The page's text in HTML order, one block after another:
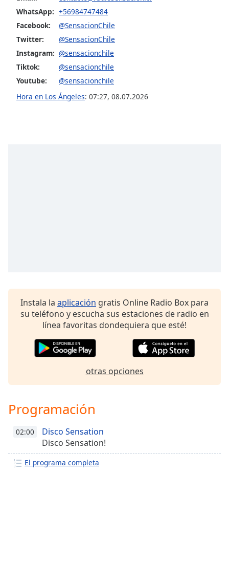
Opacity
Caption
Area
Color
Done
Close
Modal
Dialog
WhatsApp: +56984747484
Facebook:
@SensacionChile
Twitter:
@SensacionChile
Instagram: @sensacionchile
Tiktok:
@sensacionchile
Youtube:
@sensacionchile
Hora en Los Ángeles: 07:27, 08.07.2026
Instala la aplicación gratis Online Radio Box para
su teléfono y escucha sus estaciones de radio en
línea favoritas dondequiera que esté!
otras opciones
Programación
02:00
Disco Sensation
Disco Sensation!
El programa completa